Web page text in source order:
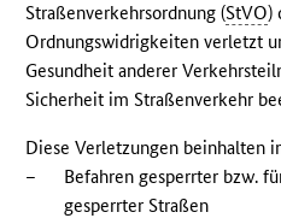
Straßenverkehrsordnung (StVO)
Ordnungswidrigkeiten verletzt
Gesundheit anderer
Sicherheit im Straßenverkehr
Diese Verletzungen beinhalten
–
Befahren gesperrter bzw.
gesperrter Straßen